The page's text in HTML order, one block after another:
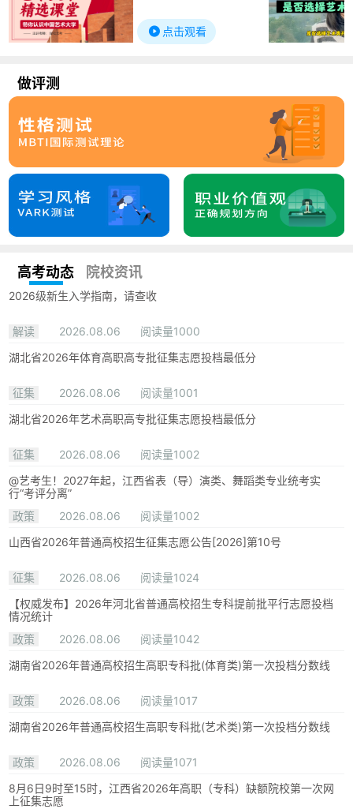
点击观看
做评测
高考动态 院校资讯
2026级新生入学指南，请查收
解读 2026.08.06
阅读量1000
湖北省2026年体育高职高专批征集志愿投档最低分
征集 2026.08.06
阅读量1001
湖北省2026年艺术高职高专批征集志愿投档最低分
征集 2026.08.06
阅读量1002
@艺考生！2027年起，江西省表（导）演类、舞蹈类专业统考实
行“考评分离”
政策
2026.08.06
阅读量1002
山西省2026年普通高校招生征集志愿公告[2026]第10号
征集 2026.08.06
阅读量1024
【权威发布】2026年河北省普通高校招生专科提前批平行志愿投档
情况统计
政策
2026.08.06
阅读量1042
湖南省2026年普通高校招生高职专科批(体育类)第一次投档分数线
政策 2026.08.06
阅读量1017
湖南省2026年普通高校招生高职专科批(艺术类)第一次投档分数线
政策 2026.08.06
阅读量1071
8月6日9时至15时，江西省2026年高职（专科）缺额院校第一次网
上征集志愿